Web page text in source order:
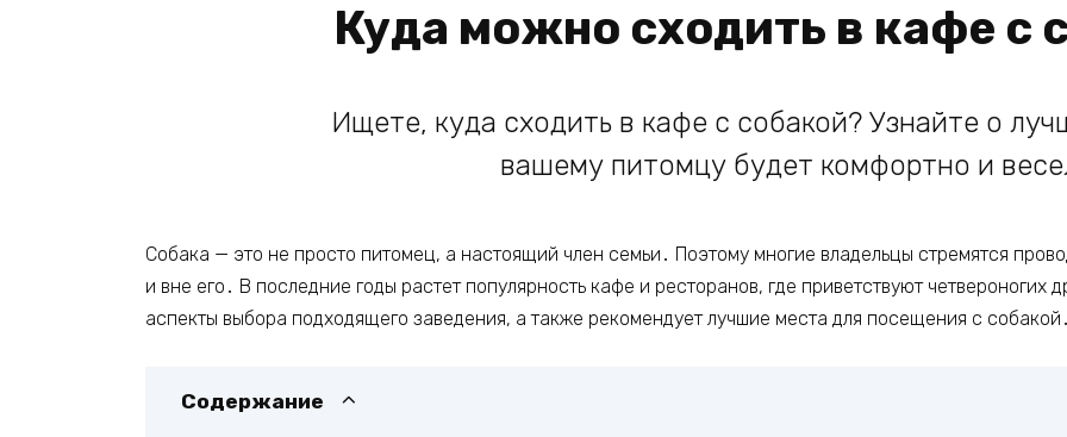
Куда можно сходить в кафе с
Ищете, куда сходить в кафе с собакой? Узнайте о
вашему питомцу будет комфортно и
Собака — это не просто питомец, а настоящий член семьи․ Поэтому многие владельцы стремятся
и вне его․ В последние годы растет популярность кафе и ресторанов, где приветствуют четвероногих
аспекты выбора подходящего заведения, а также рекомендует лучшие места для посещения с
Содержание